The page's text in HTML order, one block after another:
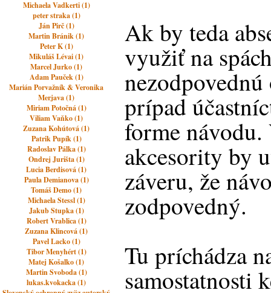
Michaela Vadkerti (1)
peter straka (1)
Ján Pirč (1)
Martin Bránik (1)
Peter K (1)
Mikuláš Lévai (1)
Marcel Jurko (1)
Adam Pauček (1)
Marián Porvažník & Veronika
Merjava (1)
Miriam Potočná (1)
Viliam Vaňko (1)
Zuzana Kohútová (1)
Patrik Pupík (1)
Radoslav Pálka (1)
Ondrej Jurišta (1)
Lucia Berdisová (1)
Paula Demianova (1)
Tomáš Demo (1)
Michaela Stessl (1)
Jakub Stupka (1)
Robert Vrablica (1)
Zuzana Klincová (1)
Pavel Lacko (1)
Tibor Menyhért (1)
Matej Košalko (1)
Martin Svoboda (1)
lukas.kvokacka (1)
Ak by teda
využiť na
prípad
forme návodu.
akcesority by
záveru, že
zodpovedný.
Tu príchádza
samostatnosti